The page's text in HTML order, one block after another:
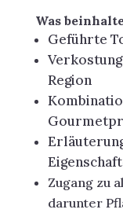
Was
Geführte
Region
Zugang zu
darunter